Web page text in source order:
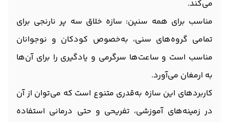
می‌کند.
مناسب برای همه سنین: سازه خلاق سه پر نارنجی برای
تمامی گروه‌های سنی، به‌خصوص کودکان و نوجوانان
مناسب است و ساعت‌ها سرگرمی و یادگیری را برای آن‌ها
به ارمغان می‌آورد.
کاربردهای این سازه به‌قدری متنوع است که می‌توان از آن
در زمینه‌های آموزشی، تفریحی و حتی درمانی استفاده